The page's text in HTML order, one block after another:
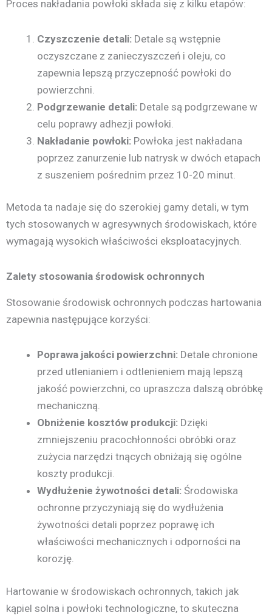
Proces nakładania powłoki składa się z kilku etapów:
Czyszczenie detali: Detale są wstępnie
oczyszczane z zanieczyszczeń i oleju, co
zapewnia lepszą przyczepność powłoki do
powierzchni.
Podgrzewanie detali: Detale są podgrzewane w
celu poprawy adhezji powłoki.
Nakładanie powłoki: Powłoka jest nakładana
poprzez zanurzenie lub natrysk w dwóch etapach
z suszeniem pośrednim przez 10-20 minut.
Metoda ta nadaje się do szerokiej gamy detali, w tym
tych stosowanych w agresywnych środowiskach, które
wymagają wysokich właściwości eksploatacyjnych.
Zalety stosowania środowisk ochronnych
Stosowanie środowisk ochronnych podczas hartowania
zapewnia następujące korzyści:
Poprawa jakości powierzchni: Detale chronione
przed utlenianiem i odtlenieniem mają lepszą
jakość powierzchni, co upraszcza dalszą obróbkę
mechaniczną.
Obniżenie kosztów produkcji: Dzięki
zmniejszeniu pracochłonności obróbki oraz
zużycia narzędzi tnących obniżają się ogólne
koszty produkcji.
Wydłużenie żywotności detali: Środowiska
ochronne przyczyniają się do wydłużenia
żywotności detali poprzez poprawę ich
właściwości mechanicznych i odporności na
korozję.
Hartowanie w środowiskach ochronnych, takich jak
kąpiel solna i powłoki technologiczne, to skuteczna